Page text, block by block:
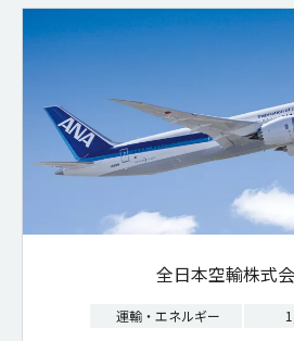
全日本空輸株式
運輸・エネルギー